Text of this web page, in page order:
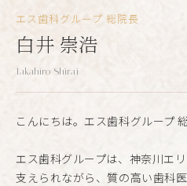
エス歯科グループ 総院長
白井 崇浩
Takahiro Shirai
こんにちは。エス歯科グループ
エス歯科グループは、神奈川エ
支えられながら、質の高い歯科